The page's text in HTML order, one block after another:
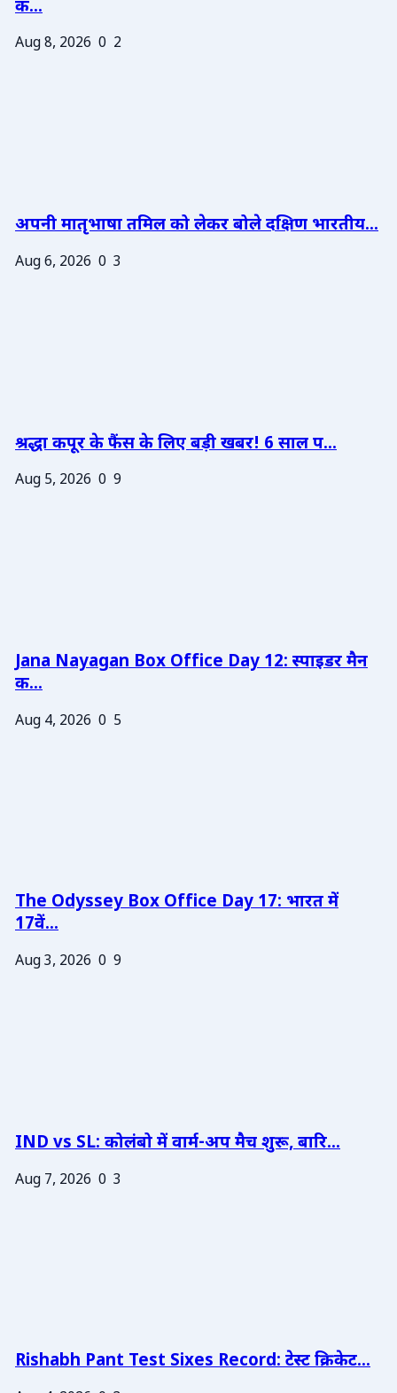
क...
Aug 8, 2026 0 2
अपनी मातृभाषा तमिल को लेकर बोले दक्षिण भारतीय...
Aug 6, 2026 0 3
श्रद्धा कपूर के फैंस के लिए बड़ी खबर! 6 साल प...
Aug 5, 2026 0 9
Jana Nayagan Box Office Day 12: स्पाइडर मैन
क...
Aug 4, 2026 0 5
The Odyssey Box Office Day 17: भारत में
17वें...
Aug 3, 2026 0 9
IND vs SL: कोलंबो में वार्म-अप मैच शुरू, बारि...
Aug 7, 2026 0 3
Rishabh Pant Test Sixes Record: टेस्ट क्रिकेट...